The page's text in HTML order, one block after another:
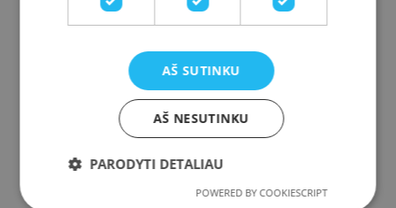
Colostrum Immune
40,00€
Colostrum Sport
AŠ SUTINKU
AŠ NESUTINKU
PARODYTI DETALIAU
POWERED BY COOKIESCRIPT